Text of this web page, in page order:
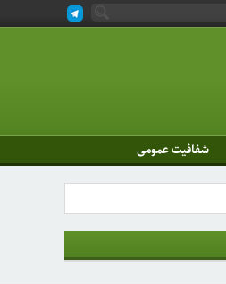
شفافیت عمومی